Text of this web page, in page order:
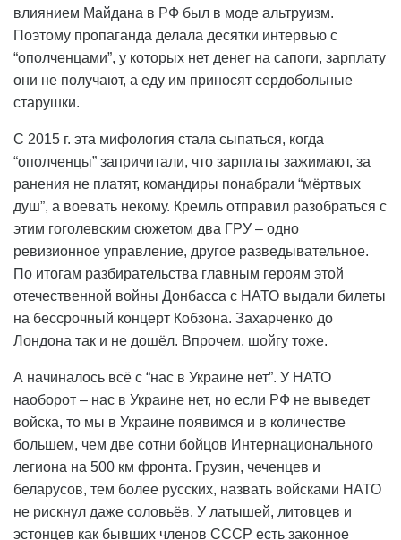
влиянием Майдана в РФ был в моде альтруизм.
Поэтому пропаганда делала десятки интервью с
“ополченцами”, у которых нет денег на сапоги, зарплату
они не получают, а еду им приносят сердобольные
старушки.
С 2015 г. эта мифология стала сыпаться, когда
“ополченцы” запричитали, что зарплаты зажимают, за
ранения не платят, командиры понабрали “мёртвых
душ”, а воевать некому. Кремль отправил разобраться с
этим гоголевским сюжетом два ГРУ – одно
ревизионное управление, другое разведывательное.
По итогам разбирательства главным героям этой
отечественной войны Донбасса с НАТО выдали билеты
на бессрочный концерт Кобзона. Захарченко до
Лондона так и не дошёл. Впрочем, шойгу тоже.
А начиналось всё с “нас в Украине нет”. У НАТО
наоборот – нас в Украине нет, но если РФ не выведет
войска, то мы в Украине появимся и в количестве
большем, чем две сотни бойцов Интернационального
легиона на 500 км фронта. Грузин, чеченцев и
беларусов, тем более русских, назвать войсками НАТО
не рискнул даже соловьёв. У латышей, литовцев и
эстонцев как бывших членов СССР есть законное